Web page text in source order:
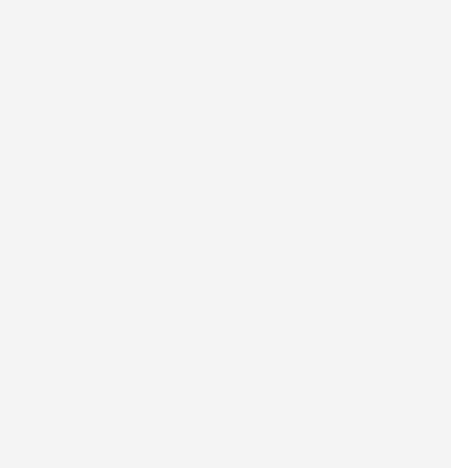
Hür Ağbaba gözaltında!
görseller çıktı!